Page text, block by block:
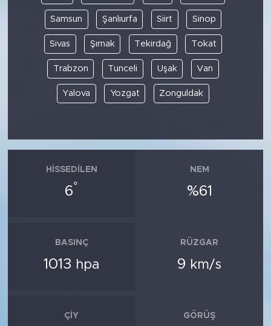
Samsun Şanlıurfa Siirt Sinop
Sivas Şırnak Tekirdağ Tokat
Trabzon Tunceli Uşak Van
Yalova Yozgat Zonguldak
HISSEDILEN
6°
NEM
%61
BASINÇ
1013 hpa
RÜZGAR
9 km/s
ÇIY GÖRÜŞ